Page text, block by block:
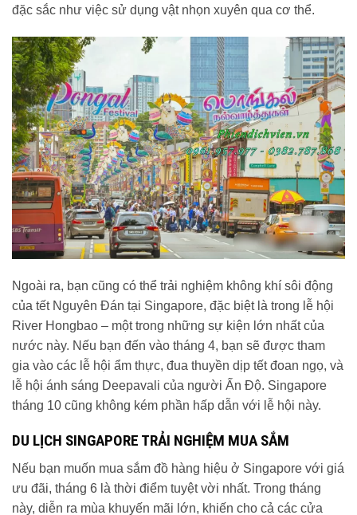
đặc sắc như việc sử dụng vật nhọn xuyên qua cơ thể.
Ngoài ra, bạn cũng có thể trải nghiệm không khí sôi động
của tết Nguyên Đán tại Singapore, đặc biệt là trong lễ hội
River Hongbao – một trong những sự kiện lớn nhất của
nước này. Nếu bạn đến vào tháng 4, bạn sẽ được tham
gia vào các lễ hội ẩm thực, đua thuyền dịp tết đoan ngọ, và
lễ hội ánh sáng Deepavali của người Ấn Độ. Singapore
tháng 10 cũng không kém phần hấp dẫn với lễ hội này.
DU LỊCH SINGAPORE TRẢI NGHIỆM MUA SẮM
Nếu bạn muốn mua sắm đồ hàng hiệu ở Singapore với giá
ưu đãi, tháng 6 là thời điểm tuyệt vời nhất. Trong tháng
này, diễn ra mùa khuyến mãi lớn, khiến cho cả các cửa